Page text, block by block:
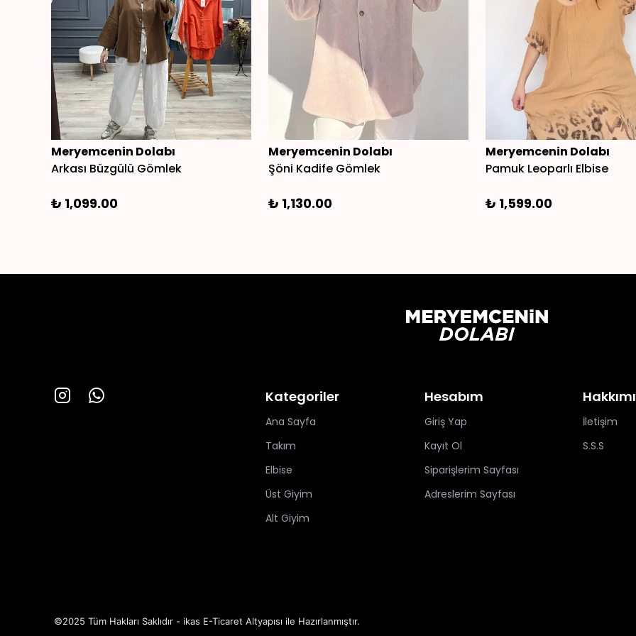
Meryemcenin Dolabı
Arkası Büzgülü Gömlek
₺ 1,099.00
Meryemcenin Dolabı
Şöni Kadife Gömlek
₺ 1,130.00
Meryemcenin Dolabı
Pamuk Leoparlı Elbise
₺ 1,599.00
Kategoriler
Ana Sayfa
Takım
Elbise
Üst Giyim
Alt Giyim
Hesabım
Giriş Yap
Kayıt Ol
Siparişlerim Sayfası
Adreslerim Sayfası
İletişim
S.S.S
©2025 Tüm Hakları Saklıdır - ikas E-Ticaret Altyapısı ile Hazırlanmıştır.